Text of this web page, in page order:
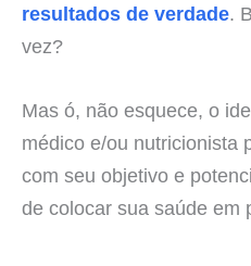
resultados de verdade.
vez?
Mas ó, não esquece, o
médico e/ou nutricionista
com seu objetivo e
de colocar sua saúde em